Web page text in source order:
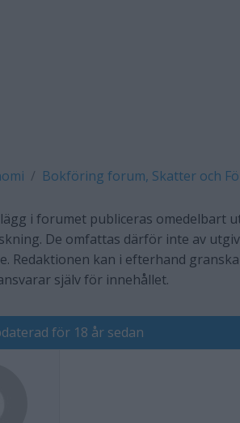
Bokföring forum, Skatter och
i forumet publiceras omedelbart
De omfattas därför inte av
Redaktionen kan i efterhand
själv för innehållet.
för 18 år sedan